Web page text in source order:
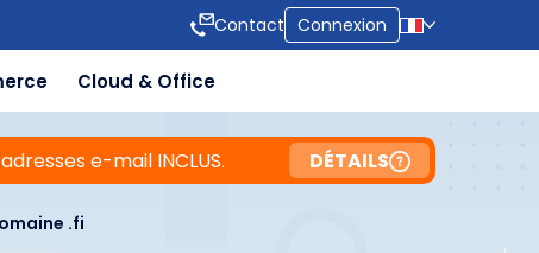
Contact Connexion
Cloud & Office
e-mail INCLUS. DÉTAILS
.fi